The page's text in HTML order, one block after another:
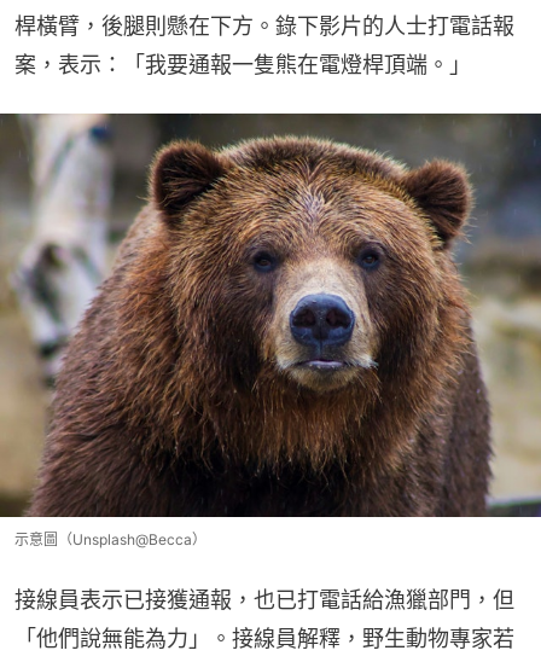
桿橫臂，後腿則懸在下方。錄下影片的人士打電話報
案，表示：「我要通報一隻熊在電燈桿頂端。」
示意圖（Unsplash@Becca）
接線員表示已接獲通報，也已打電話給漁獵部門，但
「他們說無能為力」。接線員解釋，野生動物專家若